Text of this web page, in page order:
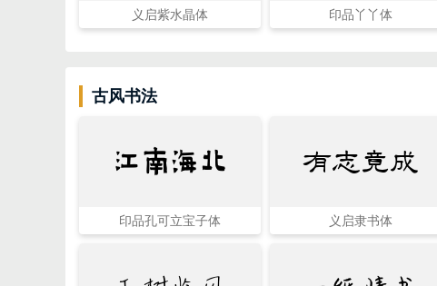
义启紫水晶体 印品丫丫体
古风书法
江南海北
印品孔可立宝子体
有志竟成
义启隶书体